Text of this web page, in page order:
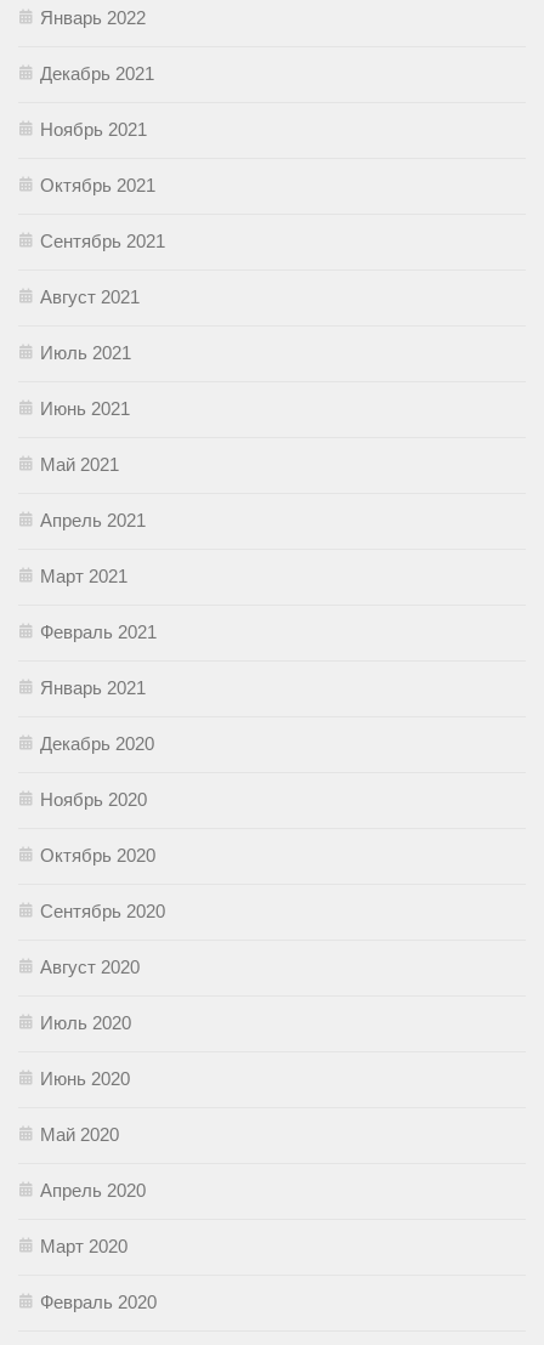
Январь 2022
Декабрь 2021
Ноябрь 2021
Октябрь 2021
Сентябрь 2021
Август 2021
Июль 2021
Июнь 2021
Май 2021
Апрель 2021
Март 2021
Февраль 2021
Январь 2021
Декабрь 2020
Ноябрь 2020
Октябрь 2020
Сентябрь 2020
Август 2020
Июль 2020
Июнь 2020
Май 2020
Апрель 2020
Март 2020
Февраль 2020